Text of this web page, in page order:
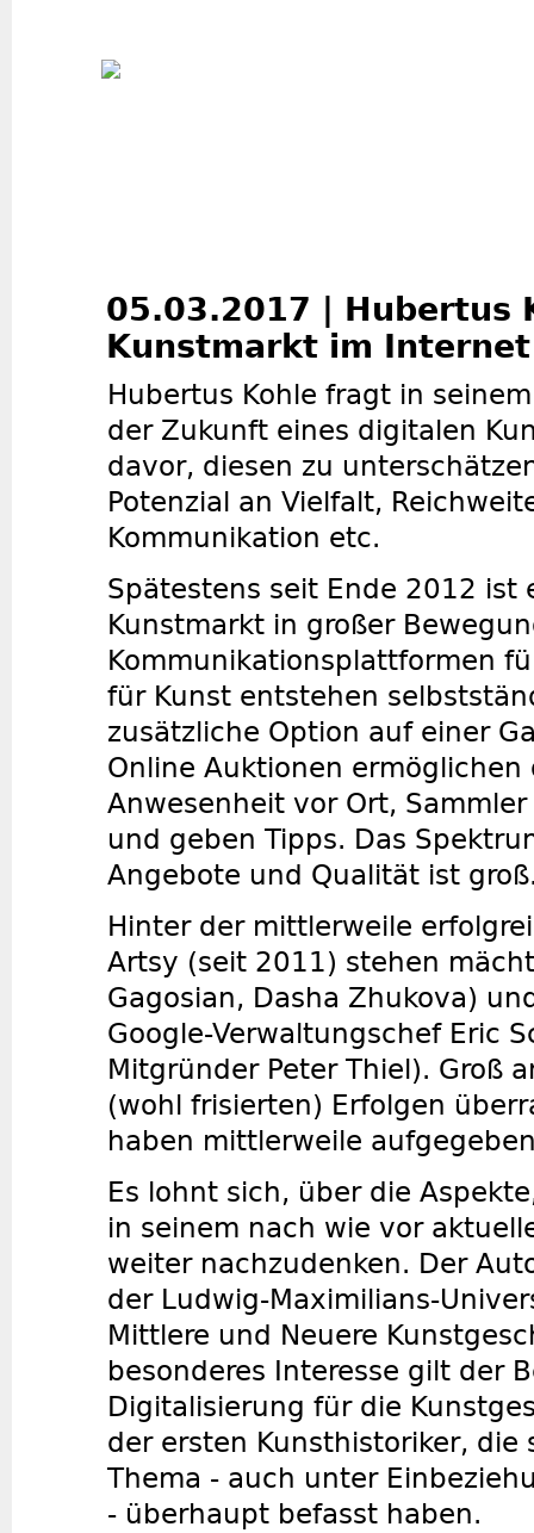
05.03.2017 | Hubertus
Kunstmarkt im Internet
Hubertus Kohle fragt in
der Zukunft eines digitalen
davor, diesen zu
Potenzial an Vielfalt,
Kommunikation etc.
Spätestens seit Ende 2012 ist
Kunstmarkt in großer
Kommunikationsplattformen
für Kunst entstehen
zusätzliche Option auf einer
Online Auktionen ermöglichen
Anwesenheit vor Ort,
und geben Tipps. Das
Angebote und Qualität ist
Hinter der mittlerweile
Artsy (seit 2011) stehen
Gagosian, Dasha Zhukova)
Google-Verwaltungschef Eric
Mitgründer Peter Thiel). Groß
(wohl frisierten) Erfolgen
haben mittlerweile
Es lohnt sich, über die
in seinem nach wie vor
weiter nachzudenken. Der
der Ludwig-Maximilians-
Mittlere und Neuere
besonderes Interesse gilt der
Digitalisierung für die
der ersten Kunsthistoriker, die
Thema - auch unter
- überhaupt befasst haben.